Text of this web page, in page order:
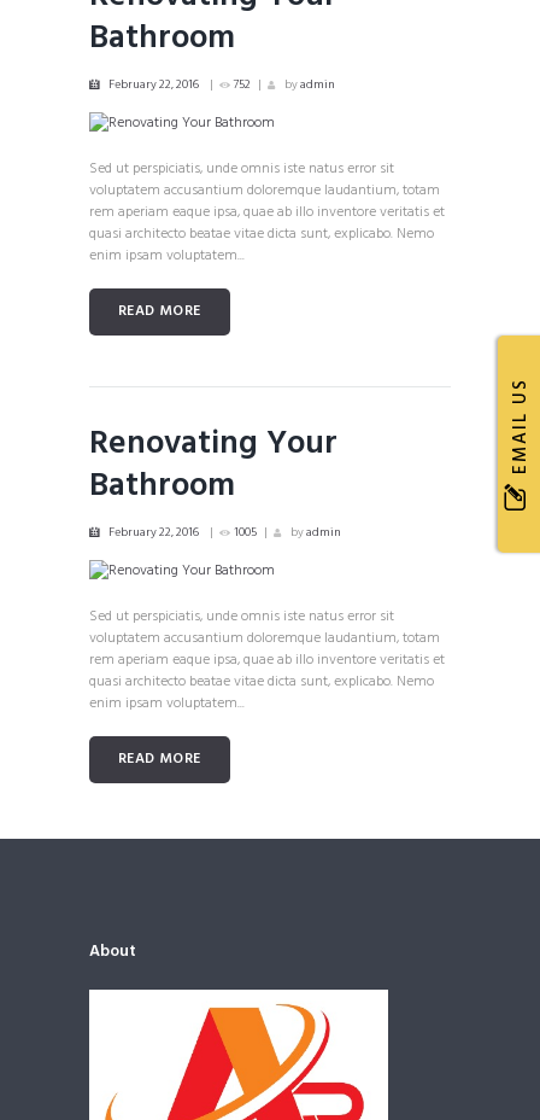
EMAIL US
Bathroom
February 22, 2016 752 byadmin
Sed ut perspiciatis, unde omnis iste natus error sit
voluptatem accusantium doloremque laudantium, totam
rem aperiam eaque ipsa, quae ab illo inventore veritatis et
quasi architecto beatae vitae dicta sunt, explicabo. Nemo
enim ipsam voluptatem...
READ MORE
Renovating Your
Bathroom
February 22, 2016 1005 byadmin
Sed ut perspiciatis, unde omnis iste natus error sit
voluptatem accusantium doloremque laudantium, totam
rem aperiam eaque ipsa, quae ab illo inventore veritatis et
quasi architecto beatae vitae dicta sunt, explicabo. Nemo
enim ipsam voluptatem...
READ MORE
About